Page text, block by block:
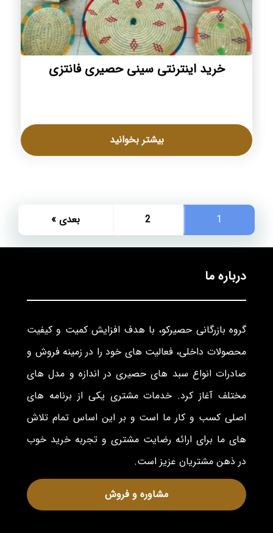
خرید اینترنتی سینی حصیری فانتزی
بیشتر بخوانید
1
2 بعدی »
درباره ما
گروه بازرگانی حصیرکو، با هدف افزایش کمیت و کیفیت
محصولات داخلی، فعالیت های خود را در زمینه فروش و
صادرات انواع سبد های حصیری در اندازه و مدل های
مختلف آغاز کرد. خدمات مشتری یکی از برنامه های
اصلی کسب و کار ما است و بر این اساس تمام تلاش
های ما برای ارائه رضایت مشتری و تجربه خرید خوب
در ذهن مشتریان عزیز است.
مشاوره و فروش